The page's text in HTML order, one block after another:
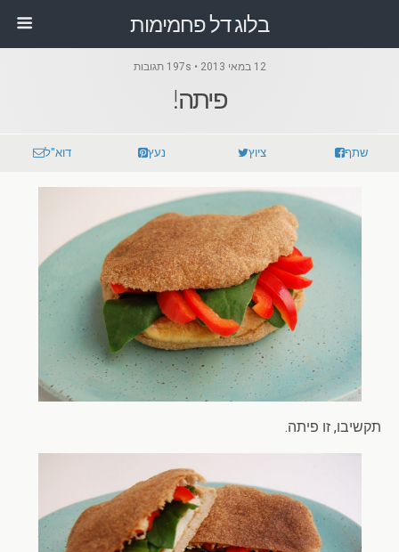
בלוג דל פחמימות
12 במאי 2013 • 197s תגובות
פיתה!
שתף ציוץ נעץ דוא"ל
תקשיבו, זו פיתה.